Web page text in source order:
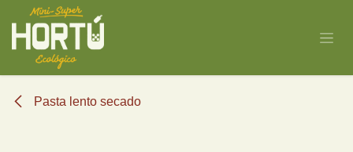
Ir al contenido
Pasta lento secado